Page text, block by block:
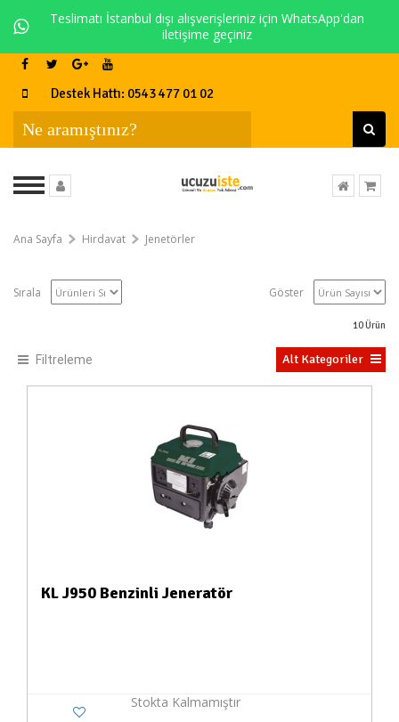
Teslimatı İstanbul dışı alışverişleriniz için WhatsApp'dan
iletişime geçiniz
Destek Hattı: 0543 477 01 02
Ana Sayfa Hirdavat Jenetörler
Sırala Göster
10Ürün
Filtreleme Alt Kategoriler
KL J950 Benzinli Jeneratör
Stokta Kalmamıştır